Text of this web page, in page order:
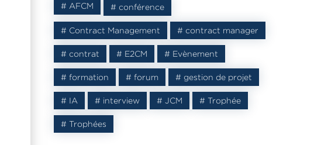
# AFCM # conférence
# Contract Management # contract manager
# contrat # E2CM # Evènement
# formation # forum # gestion de projet
# IA # interview # JCM # Trophée
# Trophées